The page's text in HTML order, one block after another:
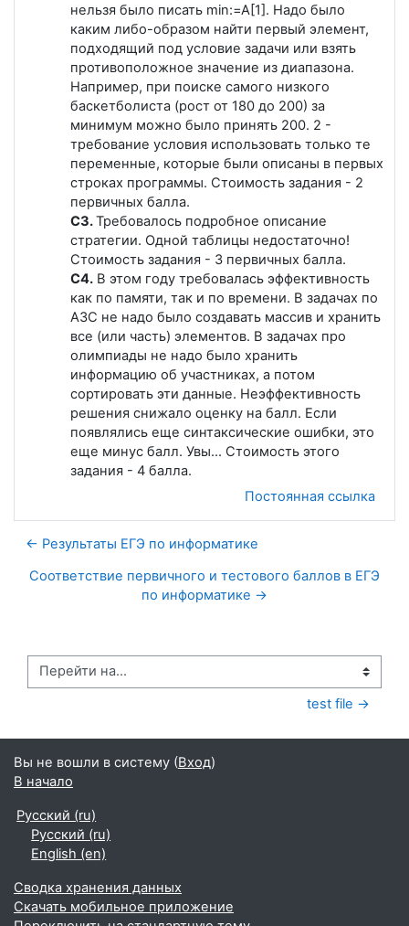
нельзя было писать min:=A[1]. Надо было
каким либо-образом найти первый элемент,
подходящий под условие задачи или взять
противоположное значение из диапазона.
Например, при поиске самого низкого
баскетболиста (рост от 180 до 200) за
минимум можно было принять 200. 2 -
требование условия использовать только те
переменные, которые были описаны в первых
строках программы. Стоимость задания - 2
первичных балла.
С3.Требовалось подробное описание
стратегии. Одной таблицы недостаточно!
Стоимость задания - 3 первичных балла.
С4. В этом году требовалась эффективность
как по памяти, так и по времени. В задачах по
АЗС не надо было создавать массив и хранить
все (или часть) элементов. В задачах про
олимпиады не надо было хранить
информацию об участниках, а потом
сортировать эти данные. Неэффективность
решения снижало оценку на балл. Если
появлялись еще синтаксические ошибки, это
еще минус балл. Увы... Стоимость этого
задания - 4 балла.
Постоянная ссылка
← Результаты ЕГЭ по информатике
Соответствие первичного и тестового баллов в ЕГЭ
по информатике →
Перейти на...
test file →
Вы не вошли в систему (Вход)
В начало
Русский ‎(ru)‎
Русский ‎(ru)‎
English ‎(en)‎
Сводка хранения данных
Скачать мобильное приложение